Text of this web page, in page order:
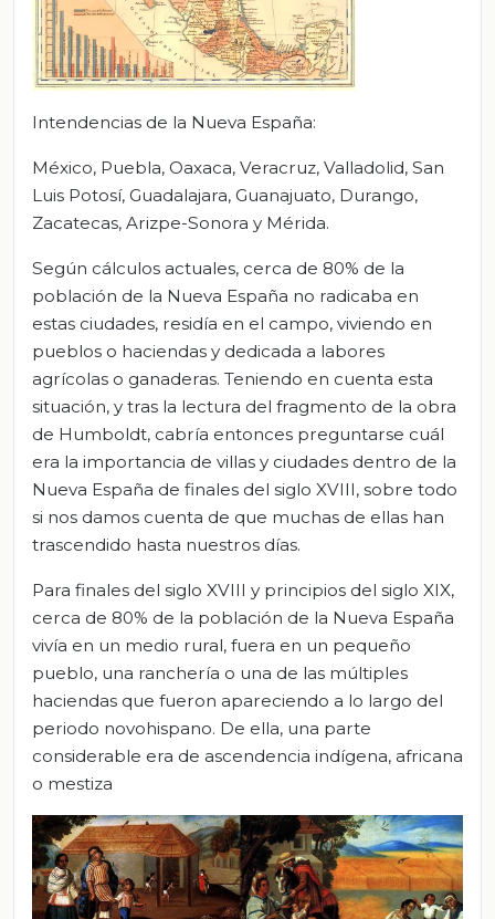
Intendencias de la Nueva España:
México, Puebla, Oaxaca, Veracruz, Valladolid, San
Luis Potosí, Guadalajara, Guanajuato, Durango,
Zacatecas, Arizpe-Sonora y Mérida.
Según cálculos actuales, cerca de 80% de la
población de la Nueva España no radicaba en
estas ciudades, residía en el campo, viviendo en
pueblos o haciendas y dedicada a labores
agrícolas o ganaderas. Teniendo en cuenta esta
situación, y tras la lectura del fragmento de la obra
de Humboldt, cabría entonces preguntarse cuál
era la importancia de villas y ciudades dentro de la
Nueva España de finales del siglo XVIII, sobre todo
si nos damos cuenta de que muchas de ellas han
trascendido hasta nuestros días.
Para finales del siglo XVIII y principios del siglo XIX,
cerca de 80% de la población de la Nueva España
vivía en un medio rural, fuera en un pequeño
pueblo, una ranchería o una de las múltiples
haciendas que fueron apareciendo a lo largo del
periodo novohispano. De ella, una parte
considerable era de ascendencia indígena, africana
o mestiza